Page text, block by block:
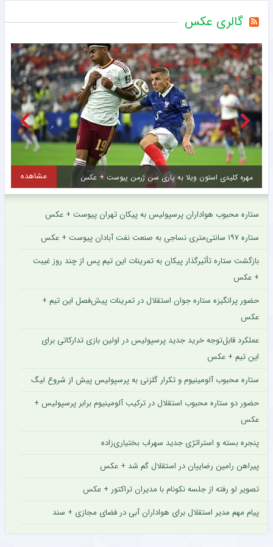
گالری عکس
مهره کلیدی استون ویلا به پاری سن ژرمن پیوست + عکس مشاهده
ستاره محبوب هواداران پرسپولیس به پیکان تهران پیوست + عکس
ستاره ۱۹۷ سانتی‌متری نساجی به صنعت نفت آبادان پیوست + عکس
بازگشت ستاره تأثیرگذار پیکان به تمرینات این تیم پس از چند روز غیبت
+ عکس
حضور پرانگیزه ستاره جوان استقلال در تمرینات پیش‌فصل این تیم +
عکس
عملکرد قابل‌توجه خرید جدید پرسپولیس در اولین بازی تدارکاتی برای
این تیم + عکس
ستاره محبوب آلومینیوم و تکرار گلزنی به پرسپولیس پیش از شروع لیگ
حضور دو ستاره محبوب استقلال در ترکیب آلومینیوم برابر پرسپولیس +
عکس
پنجره بسته و استراتژی جدید سهراب بختیاری‌زاده
پیراهن رامین رضاییان در استقلال گم شد + عکس
تصویر لو رفته از جلسه نکونام با مدیران تراکتور + عکس
پیام مهم مدیر استقلال برای هواداران آبی در فضای مجازی + سند